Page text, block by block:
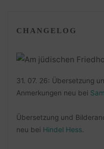
CHANGELOG
31. 07. 26: Übersetzung
Anmerkungen neu bei
Übersetzung und
neu bei Hindel Hess